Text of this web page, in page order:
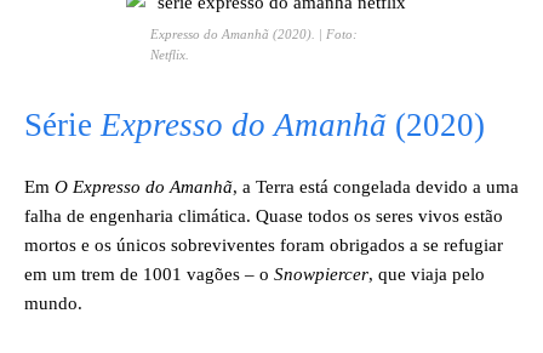
Expresso do Amanhã(2020). | Foto:
Netflix.
SérieExpresso do Amanhã (2020)
Em O Expresso do Amanhã, a Terra está congelada devido a uma
falha de engenharia climática. Quase todos os seres vivos estão
mortos e os únicos sobreviventes foram obrigados a se refugiar
em um trem de 1001 vagões – o Snowpiercer, que viaja pelo
mundo.